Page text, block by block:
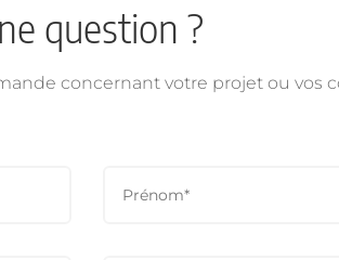
question ?
concernant votre projet ou vos